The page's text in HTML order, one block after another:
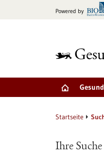
Powered by
Startseite
Ihre